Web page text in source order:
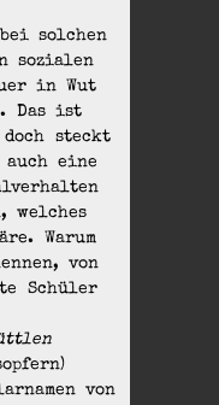
solchen
sozialen
in Wut
Das ist
steckt
eine
welches
Warum
von
Schüler
von